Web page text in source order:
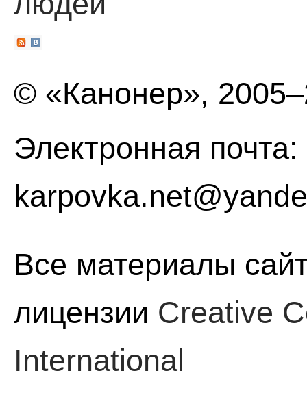
© «Канонер»,
Электронная почта:
Все материалы
лицензии Creative
International